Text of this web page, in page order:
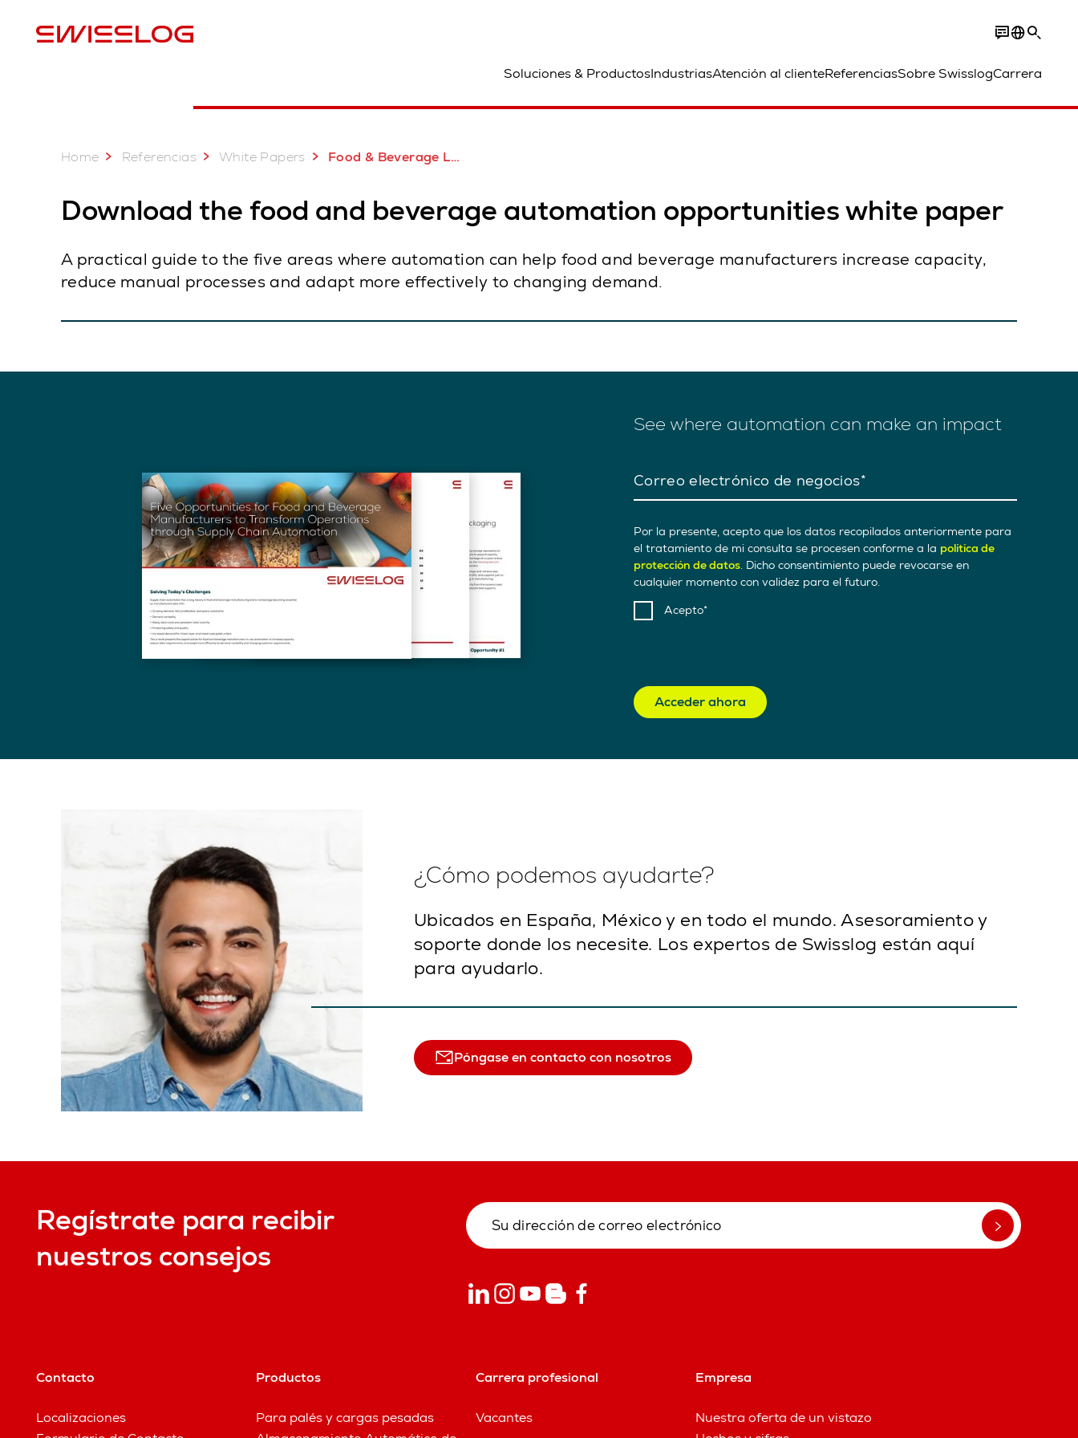
Soluciones & ProductosIndustriasAtención al clienteReferenciasSobre SwisslogCarrera
Home Referencias White Papers Food & Beverage Logistics Automation White Paper
Download the food and beverage automation opportunities white paper
A practical guide to the five areas where automation can help food and beverage manufacturers increase capacity,
reduce manual processes and adapt more effectively to changing demand.
See where automation can make an impact
Correo electrónico de negocios
Por la presente, acepto que los datos recopilados anteriormente para
el tratamiento de mi consulta se procesen conforme a la política de
protección de datos. Dicho consentimiento puede revocarse en
cualquier momento con validez para el futuro.
Acepto
Acceder ahora
¿Cómo podemos ayudarte?
Ubicados en España, México y en todo el mundo. Asesoramiento y
soporte donde los necesite. Los expertos de Swisslog están aquí
para ayudarlo.
Póngase en contacto con nosotros
Regístrate para recibir
nuestros consejos
Contacto
Localizaciones
Productos
Para palés y cargas pesadas
Carrera profesional
Vacantes
Empresa
Nuestra oferta de un vistazo